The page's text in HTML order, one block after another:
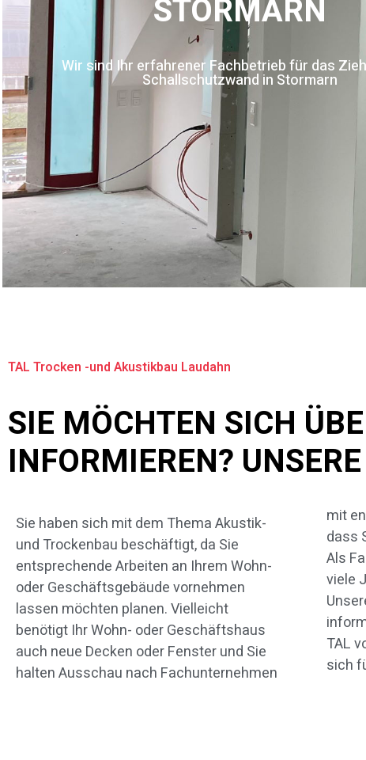
STORMARN
Wir sind Ihr erfahrener Fachbetrieb für das
Schallschutzwand in Stormarn
TAL Trocken -und Akustikbau Laudahn
SIE MÖCHTEN SICH
INFORMIEREN?
Sie haben sich mit dem Thema Akustik-
und Trockenbau beschäftigt, da Sie
entsprechende Arbeiten an Ihrem Wohn-
oder Geschäftsgebäude vornehmen
lassen möchten planen. Vielleicht
benötigt Ihr Wohn- oder Geschäftshaus
auch neue Decken oder Fenster und Sie
halten Ausschau nach Fachunternehmen
mit
dass
Als
viele
TAL
sich
zu